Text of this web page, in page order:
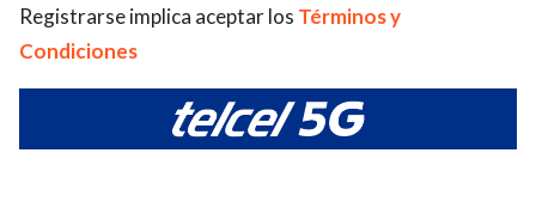
Registrarse implica aceptar los Términos y
Condiciones